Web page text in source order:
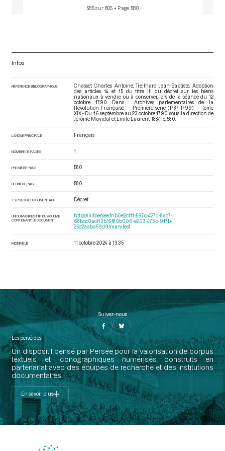
585 sur 805 • Page 580
Infos
RÉFÉRENCE BIBLIOGRAPHIQUE
Chasset Charles Antoine, Treilhard Jean-Baptiste. Adoption
des articles 14 et 15 du titre III du décret sur les biens
nationaux à vendre ou à conserver, lors de la séance du 12
octobre 1790. Dans : Archives parlementaires de la
Révolution Française — Première série (1787-1799) — Tome
XIX - Du 16 septembre au 23 octobre 1790 , sous la direction de
Jérôme Mavidal et Emile Laurent. 1884. p. 580.
LANGUE PRINCIPALE Français
NOMBRE DE PAGES 1
PREMIÈRE PAGE 580
DERNIÈRE PAGE 580
TYPOLOGIE DOCUMENTAIRE Décret
URI DU MANIFEST IIIF DU VOLUME
CONTENANT LE DOCUMENT
https://iiif.persee.fr/b0e2cf11-597c-427d-8ac7-
68bcc0acf13b/6f80b006-e203-473b-917b-
25c2aaba59d9/manifest
MODIFIÉ LE 11 octobre 2024 à 13:35
Suivez-nous
Les perséides
Un dispositif pensé par Persée pour la valorisation de corpus
textuels et iconographiques numérisés construits en
partenariat avec des équipes de recherche et des institutions
documentaires.
En savoir plus